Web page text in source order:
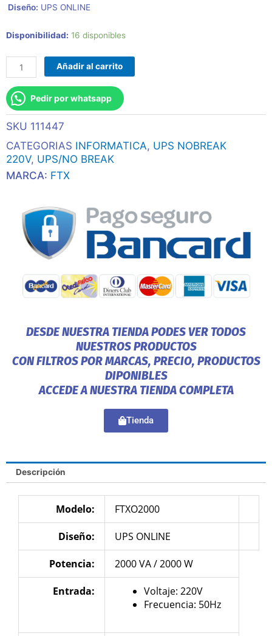
 Diseño: UPS ONLINE
Disponibilidad: 16 disponibles
Ups
2000va
2000w
Ftxo2000
Online
Nema
Universal
Usb/Rs232/Epo
Añadir al carrito
Pedir por whatsapp
SKU 111447
CATEGORIAS INFORMATICA, UPS NOBREAK
220V, UPS/NO BREAK
MARCA: FTX
DESDE NUESTRA TIENDA PODES VER TODOS
NUESTROS PRODUCTOS
CON FILTROS POR MARCAS, PRECIO, PRODUCTOS
DIPONIBLES
ACCEDE A NUESTRA TIENDA COMPLETA
Tienda
Descripción
Modelo: FTXO2000
Diseño: UPS ONLINE
Potencia: 2000 VA / 2000 W
Entrada:
Voltaje: 220V
Frecuencia: 50Hz